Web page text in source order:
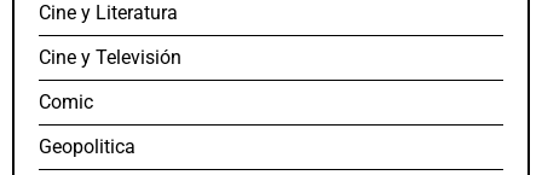
Cine y Literatura
Cine y Televisión
Comic
Geopolitica